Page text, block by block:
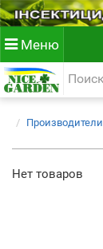
Меню
Производители
Нет товаров